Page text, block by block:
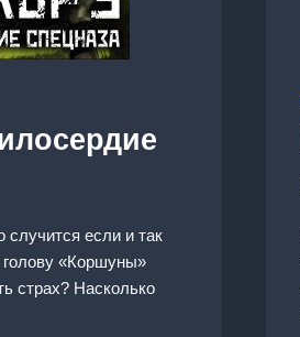
если и так
«Коршуны»
страх? Насколько